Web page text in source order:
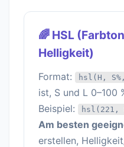
🌈 HSL
Helligkeit)
Format: hsl(H,
ist, S und L 0–100
Beispiel:
hsl(221,
Am besten
erstellen,